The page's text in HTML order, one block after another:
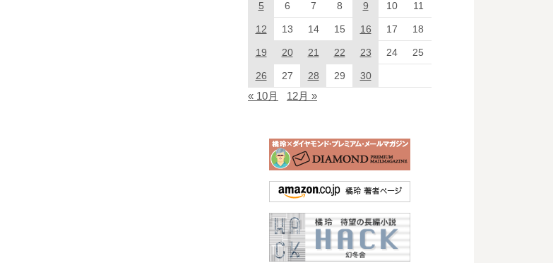
5 6 7 8 9 10 11
12 13 14 15 16 17 18
19 20 21 22 23 24 25
26 27 28 29 30
« 10月 12月 »